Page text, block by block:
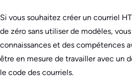
Si vous souhaitez créer un courriel
de zéro sans utiliser de modèles,
connaissances et des compétences
être en mesure de travailler avec un
le code des courriels.